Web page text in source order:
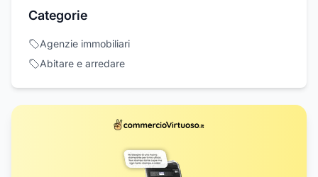
Categorie
Agenzie immobiliari
Abitare e arredare